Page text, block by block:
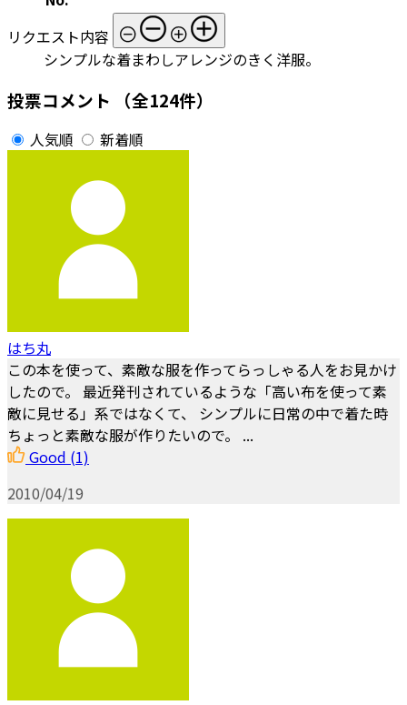
リクエスト内容
シンプルな着まわしアレンジのきく洋服。
投票コメント （全124件）
人気順 新着順
はち丸
この本を使って、素敵な服を作ってらっしゃる人をお見かけ
したので。 最近発刊されているような「高い布を使って素
敵に見せる」系ではなくて、 シンプルに日常の中で着た時
ちょっと素敵な服が作りたいので。 ...
Good (1)
2010/04/19